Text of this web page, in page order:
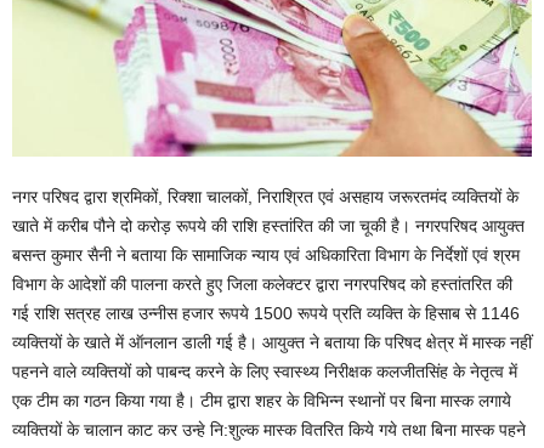
नगर परिषद द्वारा श्रमिकों, रिक्शा चालकों, निराश्रित एवं असहाय जरूरतमंद व्यक्तियों के
खाते में करीब पौने दो करोड़ रूपये की राशि हस्तांरित की जा चूकी है। नगरपरिषद आयुक्त
बसन्त कुमार सैनी ने बताया कि सामाजिक न्याय एवं अधिकारिता विभाग के निर्देशों एवं श्रम
विभाग के आदेशों की पालना करते हुए जिला कलेक्टर द्वारा नगरपरिषद को हस्तांतरित की
गई राशि सत्रह लाख उन्नीस हजार रूपये 1500 रूपये प्रति व्यक्ति के हिसाब से 1146
व्यक्तियों के खाते में ऑनलान डाली गई है। आयुक्त ने बताया कि परिषद क्षेत्र में मास्क नहीं
पहनने वाले व्यक्तियों को पाबन्द करने के लिए स्वास्थ्य निरीक्षक कलजीतसिंह के नेतृत्व में
एक टीम का गठन किया गया है। टीम द्वारा शहर के विभिन्न स्थानों पर बिना मास्क लगाये
व्यक्तियों के चालान काट कर उन्हे नि:शुल्क मास्क वितरित किये गये तथा बिना मास्क पहने